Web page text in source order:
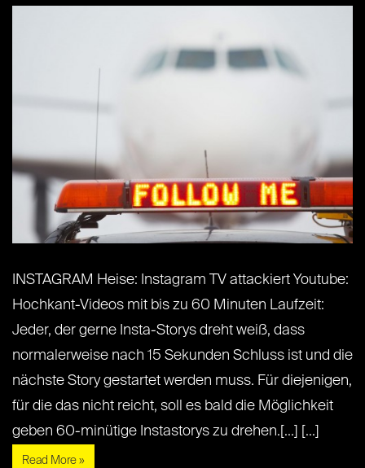
INSTAGRAM Heise: Instagram TV attackiert Youtube:
Hochkant-Videos mit bis zu 60 Minuten Laufzeit:
Jeder, der gerne Insta-Storys dreht weiß, dass
normalerweise nach 15 Sekunden Schluss ist und die
nächste Story gestartet werden muss. Für diejenigen,
für die das nicht reicht, soll es bald die Möglichkeit
geben 60-minütige Instastorys zu drehen.[...] [...]
Read More »